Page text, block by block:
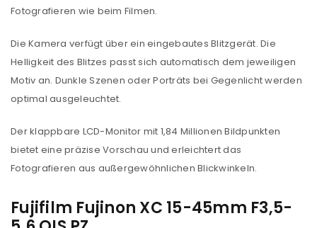
Fotografieren wie beim Filmen.
Die Kamera verfügt über ein eingebautes Blitzgerät. Die
Helligkeit des Blitzes passt sich automatisch dem jeweiligen
Motiv an. Dunkle Szenen oder Porträts bei Gegenlicht werden
optimal ausgeleuchtet.
Der klappbare LCD-Monitor mit 1,84 Millionen Bildpunkten
bietet eine präzise Vorschau und erleichtert das
Fotografieren aus außergewöhnlichen Blickwinkeln.
Fujifilm Fujinon XC 15-45mm F3,5-